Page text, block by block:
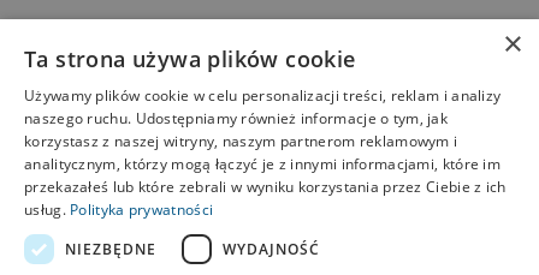
Strona główna
Produkty
Wiedza
Test diagnostyczny
×
Ta strona używa plików cookie
Używamy plików cookie w celu personalizacji treści, reklam i analizy
naszego ruchu. Udostępniamy również informacje o tym, jak
korzystasz z naszej witryny, naszym partnerom reklamowym i
analitycznym, którzy mogą łączyć je z innymi informacjami, które im
przekazałeś lub które zebrali w wyniku korzystania przez Ciebie z ich
usług. Polityka prywatności
NIEZBĘDNE
WYDAJNOŚĆ